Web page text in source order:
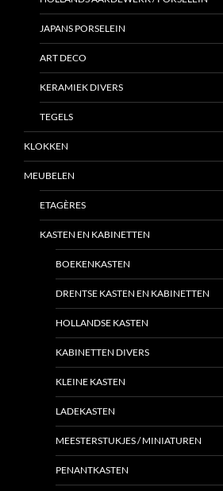
JAPANS PORSELEIN
ART DECO
KERAMIEK DIVERS
TEGELS
KLOKKEN
MEUBELEN
ETAGÈRES
KASTEN EN KABINETTEN
BOEKENKASTEN
DRENTSE KASTEN EN KABINETTEN
HOLLANDSE KASTEN
KABINETTEN DIVERS
KLEINE KASTEN
LADEKASTEN
MEESTERSTUKJES / MINIATUREN
PENANTKASTEN